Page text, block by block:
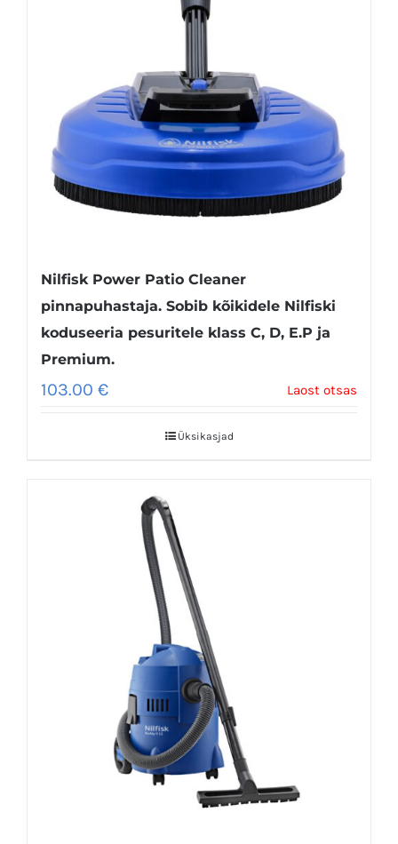
Nilfisk Power Patio Cleaner
pinnapuhastaja. Sobib kõikidele Nilfiski
koduseeria pesuritele klass C, D, E.P ja
Premium.
103.00 € Laost otsas
Üksikasjad